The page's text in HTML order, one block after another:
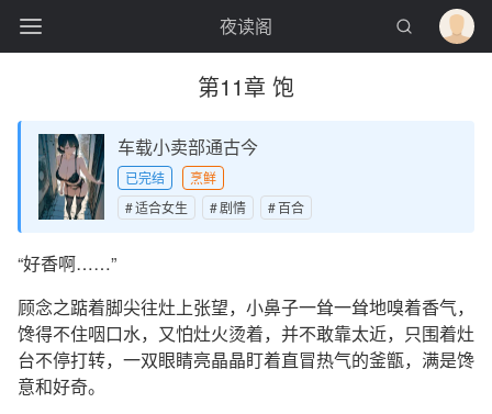
夜读阁
第11章 饱
车载小卖部通古今
已完结
烹鲜
适合女生
剧情 百合
“好香啊……”
顾念之踮着脚尖往灶上张望，小鼻子一耸一耸地嗅着香气，
馋得不住咽口水，又怕灶火烫着，并不敢靠太近，只围着灶
台不停打转，一双眼睛亮晶晶盯着直冒热气的釜甑，满是馋
意和好奇。